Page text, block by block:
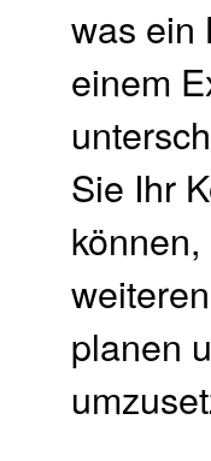
was ein
einem
Sie Ihr
planen